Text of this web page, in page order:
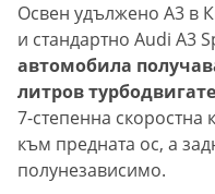
Освен удължено A3 в
и стандартно Audi A3
автомобила
литров
7-степенна скоростна
към предната ос, а
полунезависимо.